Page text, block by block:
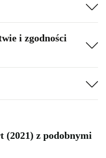
i zgodności
(2021) z podobnymi